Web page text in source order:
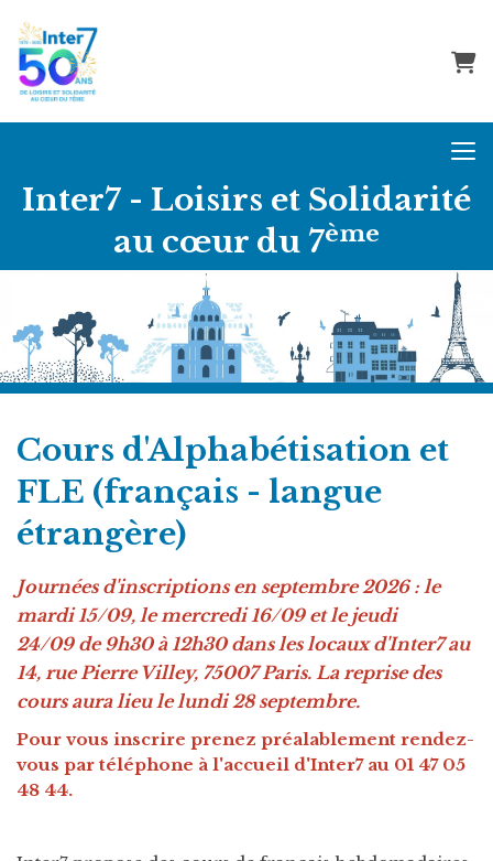
Inter7 - Loisirs et Solidarité
au cœur du 7ème
Cours d'Alphabétisation et
FLE (français - langue
étrangère)
Journées d'inscriptions en septembre 2026 : le
mardi 15/09, le mercredi 16/09 et le jeudi
24/09 de 9h30 à 12h30 dans les locaux d'Inter7 au
14, rue Pierre Villey, 75007 Paris. La reprise des
cours aura lieu le lundi 28 septembre.
Pour vous inscrire prenez préalablement rendez-
vous par téléphone à l'accueil d'Inter7 au 01 47 05
48 44.